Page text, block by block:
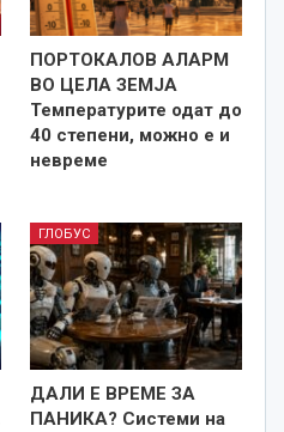
ПОРТОКАЛОВ АЛАРМ
ВО ЦЕЛА ЗЕМЈА
Температурите одат до
40 степени, можно е и
невреме
ГЛОБУС
ДАЛИ Е ВРЕМЕ ЗА
ПАНИКА? Системи на